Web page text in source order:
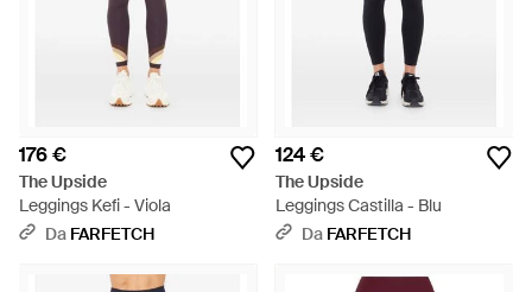
176 €
The Upside
Leggings Kefi - Viola
Da FARFETCH
124 €
The Upside
Leggings Castilla - Blu
Da FARFETCH